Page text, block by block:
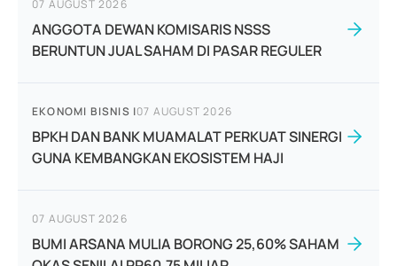
07 AUGUST 2026
ANGGOTA DEWAN KOMISARIS NSSS
BERUNTUN JUAL SAHAM DI PASAR REGULER
EKONOMI BISNIS |07 AUGUST 2026
BPKH DAN BANK MUAMALAT PERKUAT SINERGI
GUNA KEMBANGKAN EKOSISTEM HAJI
07 AUGUST 2026
BUMI ARSANA MULIA BORONG 25,60% SAHAM